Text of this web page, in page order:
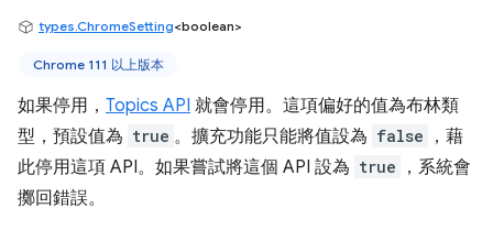
types.ChromeSetting<boolean>
Chrome 111 以上版本
如果停用， Topics API 就會停用。這項偏好的值為布林類
型，預設值為 true 。擴充功能只能將值設為 false
，藉
此停用這項 API。如果嘗試將這個 API 設為 true
，系統會
擲回錯誤。